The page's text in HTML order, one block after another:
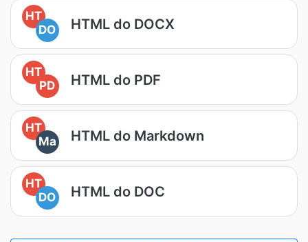
HT
DO
HTML do DOCX
HT
PD
HTML do PDF
HT
Ma
HTML do Markdown
HT
DO
HTML do DOC